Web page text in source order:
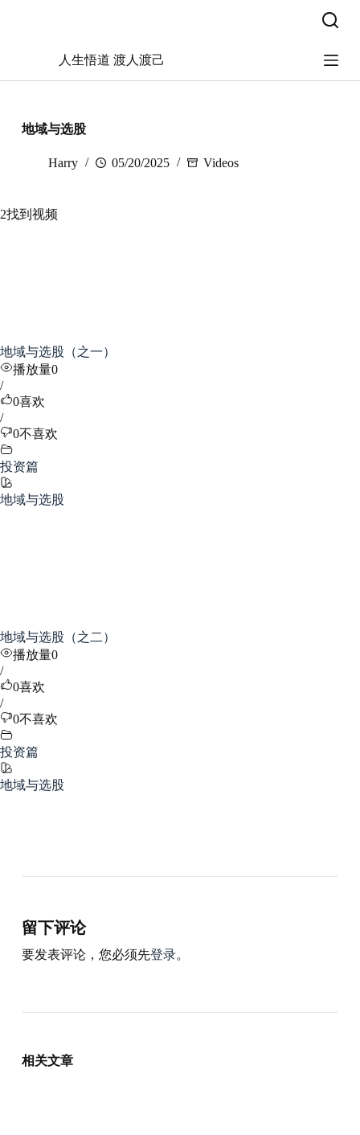
人生悟道 渡人渡己
地域与选股
Harry 05/20/2025 Videos
2找到视频
地域与选股（之一）
播放量0
/
0喜欢
/
0不喜欢
投资篇
地域与选股
地域与选股（之二）
播放量0
/
0喜欢
/
0不喜欢
投资篇
地域与选股
留下评论
要发表评论，您必须先登录。
相关文章